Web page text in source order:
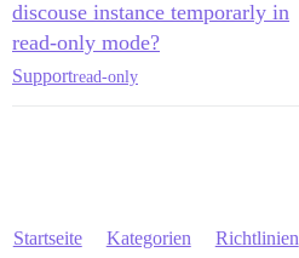
discouse instance temporarly in
read-only mode?
Supportread-only
Startseite Kategorien Richtlinien